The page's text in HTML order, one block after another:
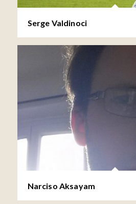
Serge Valdinoci
Narciso Aksayam